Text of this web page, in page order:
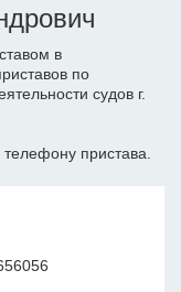
в
по
судов г.
пристава.